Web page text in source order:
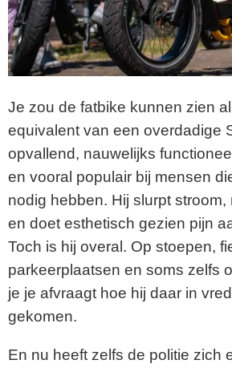
Je zou de fatbike kunnen zien
equivalent van een overdadige
opvallend, nauwelijks
en vooral populair bij mensen
nodig hebben. Hij slurpt stroom,
en doet esthetisch gezien pijn
Toch is hij overal. Op stoepen,
parkeerplaatsen en soms zelfs
je je afvraagt hoe hij daar in
gekomen.
En nu heeft zelfs de politie zich